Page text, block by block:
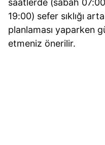
19:00) sefer sıklığı
planlaması yaparken
etmeniz önerilir.